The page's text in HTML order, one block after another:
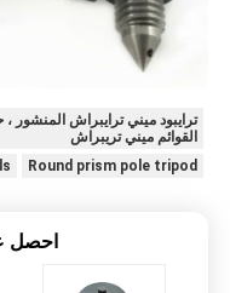
ترايبود ميني ترايبراش المنشور ،
القوائم ميني تريبراش
Round prism pole tripod
احصل